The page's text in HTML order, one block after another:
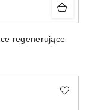
regenerujące